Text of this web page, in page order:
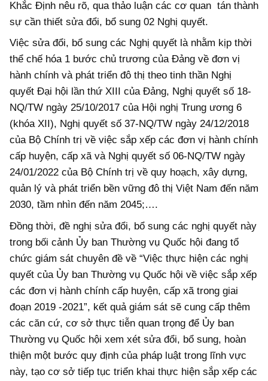
Khắc Định nêu rõ, qua thảo luận các cơ quan tán thành
sự cần thiết sửa đổi, bổ sung 02 Nghị quyết.
Việc sửa đổi, bổ sung các Nghị quyết là nhằm kịp thời
thể chế hóa 1 bước chủ trương của Đảng về đơn vị
hành chính và phát triển đô thị theo tinh thần Nghị
quyết Đại hội lần thứ XIII của Đảng, Nghị quyết số 18-
NQ/TW ngày 25/10/2017 của Hội nghị Trung ương 6
(khóa XII), Nghị quyết số 37-NQ/TW ngày 24/12/2018
của Bộ Chính trị về việc sắp xếp các đơn vị hành chính
cấp huyện, cấp xã và Nghị quyết số 06-NQ/TW ngày
24/01/2022 của Bộ Chính trị về quy hoạch, xây dựng,
quản lý và phát triển bền vững đô thị Việt Nam đến năm
2030, tầm nhìn đến năm 2045;….
Đồng thời, đề nghị sửa đổi, bổ sung các nghị quyết này
trong bối cảnh Ủy ban Thường vụ Quốc hội đang tổ
chức giám sát chuyên đề về “Việc thực hiện các nghị
quyết của Ủy ban Thường vụ Quốc hội về việc sắp xếp
các đơn vị hành chính cấp huyện, cấp xã trong giai
đoạn 2019 -2021”, kết quả giám sát sẽ cung cấp thêm
các căn cứ, cơ sở thực tiễn quan trọng để Ủy ban
Thường vụ Quốc hội xem xét sửa đổi, bổ sung, hoàn
thiện một bước quy định của pháp luật trong lĩnh vực
này, tạo cơ sở tiếp tục triển khai thực hiện sắp xếp các